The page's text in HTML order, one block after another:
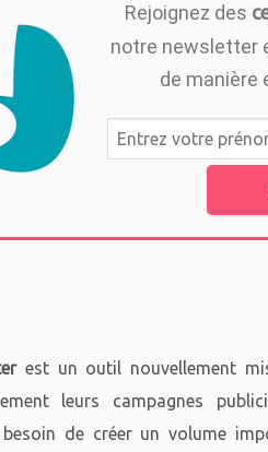
Rejoignez des
notre newsletter
de manière
est un outil nouvellement
leurs campagnes
de créer un volume